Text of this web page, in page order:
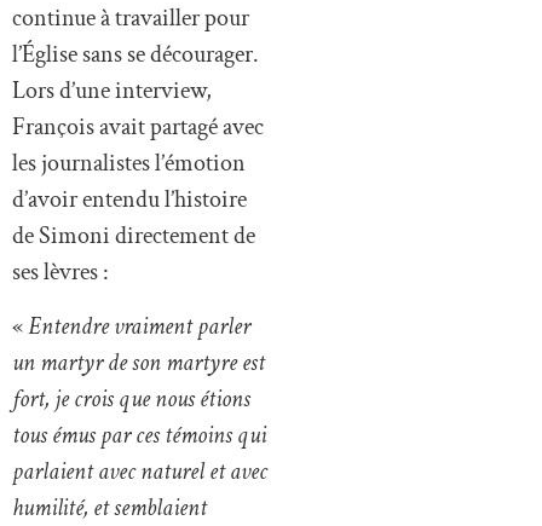
continue à travailler pour
l’Église sans se décourager.
Lors d’une interview,
François avait partagé avec
les journalistes l’émotion
d’avoir entendu l’histoire
de Simoni directement de
ses lèvres :
«Entendre vraiment parler
un martyr de son martyre est
fort, je crois que nous étions
tous émus par ces témoins qui
parlaient avec naturel et avec
humilité, et semblaient